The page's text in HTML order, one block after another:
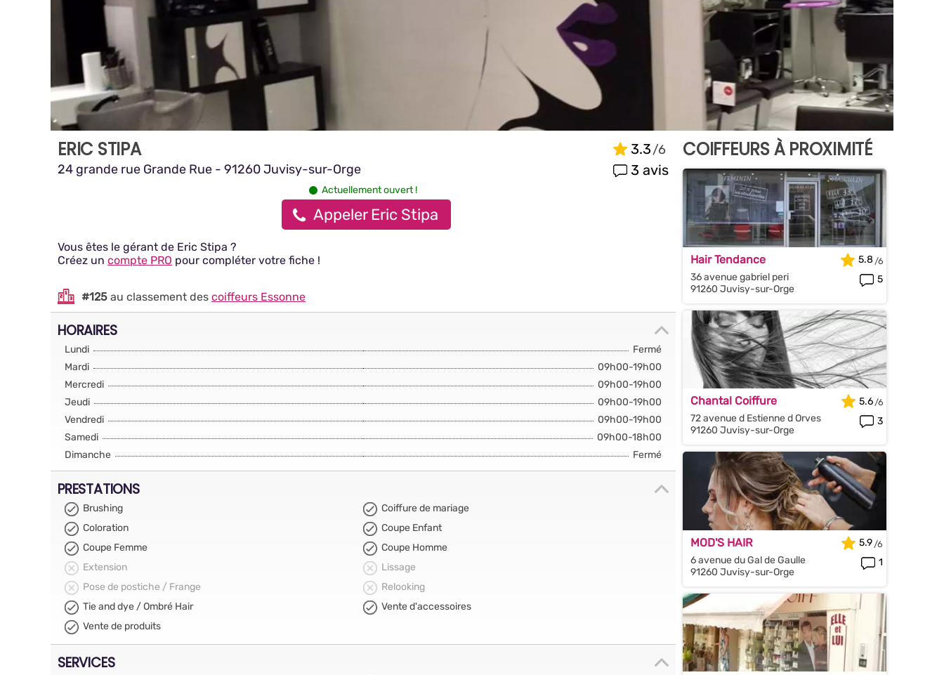
ERIC STIPA
24 grande rue Grande Rue - 91260 Juvisy-sur-Orge
3.3
3 avis
Actuellement ouvert !
Appeler Eric Stipa
Vous êtes le gérant de Eric Stipa ?
Créez un compte PRO pour compléter votre fiche !
#125 au classement des coiffeurs Essonne
HORAIRES
Lundi
Fermé
Mardi
09h00-19h00
Mercredi
09h00-19h00
Jeudi
09h00-19h00
Vendredi
09h00-19h00
Samedi
09h00-18h00
Dimanche
Fermé
PRESTATIONS
Brushing
Coiffure de mariage
Coloration
Coupe Enfant
Coupe Femme
Coupe Homme
Extension
Lissage
Pose de postiche / Frange
Relooking
Tie and dye / Ombré Hair
Vente d'accessoires
Vente de produits
SERVICES
COIFFEURS À PROXIMITÉ
Hair Tendance
36 avenue gabriel peri
91260 Juvisy-sur-Orge
5.8
5
Chantal Coiffure
72 avenue d Estienne d Orves
91260 Juvisy-sur-Orge
5.6
3
MOD'S HAIR
6 avenue du Gal de Gaulle
91260 Juvisy-sur-Orge
5.9
1